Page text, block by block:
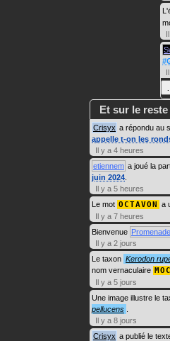
Et sur le
Crisyx a répondu au
appelle t-on les
Il y a 4 heures
etiennem a joué la
juin 2024
Il y a 5 heures
Le mot OCTAVON a
Il y a 7 heures
Bienvenue
Il y a 2 jours
Le taxon Kerodon
nom vernaculaire
Il y a 5 jours
Une image illustre le
pellucens
Il y a 8 jours
Crisyx a publié le